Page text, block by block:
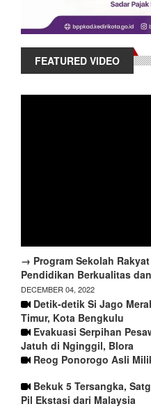
FEATURED VIDEO
→ Program Sekolah
Pendidikan Berkualitas
DECEMBER 04, 2022
Detik-detik Si Jago
Timur, Kota Bengkulu
Evakuasi Serpihan
Jatuh di Nginggil, Blora
Reog Ponorogo Asli
Bekuk 5 Tersangka,
Pil Ekstasi dari Malaysia